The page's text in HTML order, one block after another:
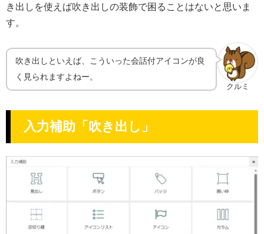
き出しを使えば吹き出しの装飾で困ることはないと思いま
す。
クルミ
吹き出しといえば、こういった会話付アイコンが良
く見られますよねー。
入力補助「吹き出し」